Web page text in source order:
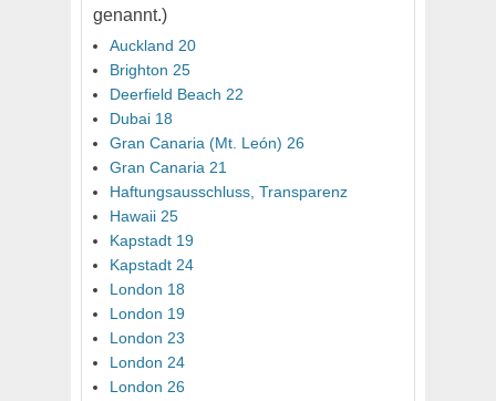
genannt.)
Auckland 20
Brighton 25
Deerfield Beach 22
Dubai 18
Gran Canaria (Mt. León) 26
Gran Canaria 21
Haftungsausschluss, Transparenz
Hawaii 25
Kapstadt 19
Kapstadt 24
London 18
London 19
London 23
London 24
London 26